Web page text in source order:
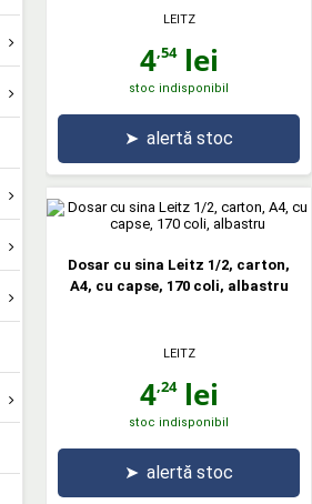
LEITZ
4,54lei
stoc indisponibil
➤ alertă stoc
Dosar cu sina Leitz 1/2, carton,
A4, cu capse, 170 coli, albastru
LEITZ
4,24lei
stoc indisponibil
➤ alertă stoc